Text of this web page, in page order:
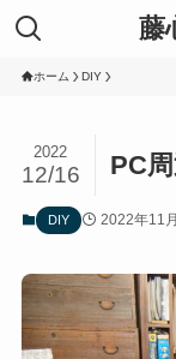
藤
ホーム DIY
PC
2022
12/16
DIY 2022年11